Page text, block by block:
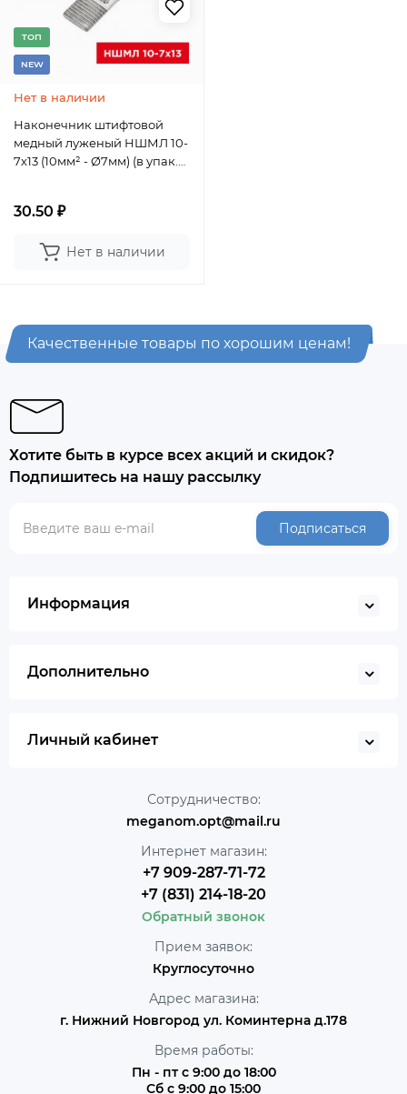
TОП
NEW
Нет в наличии
Наконечник штифтовой
медный луженый НШМЛ 10-
7х13 (10мм² - Ø7мм) (в упак.
30.50 ₽
Нет в наличии
Качественные товары по хорошим ценам!
Хотите быть в курсе всех акций и скидок?
Подпишитесь на нашу рассылку
Подписаться
Информация
Дополнительно
Личный кабинет
Сотрудничество:
meganom.opt@mail.ru
Интернет магазин:
+7 909-287-71-72
+7 (831) 214-18-20
Обратный звонок
Прием заявок:
Круглосуточно
Адрес магазина:
г. Нижний Новгород ул. Коминтерна д.178
Время работы:
Пн - пт с 9:00 до 18:00
Сб с 9:00 до 15:00